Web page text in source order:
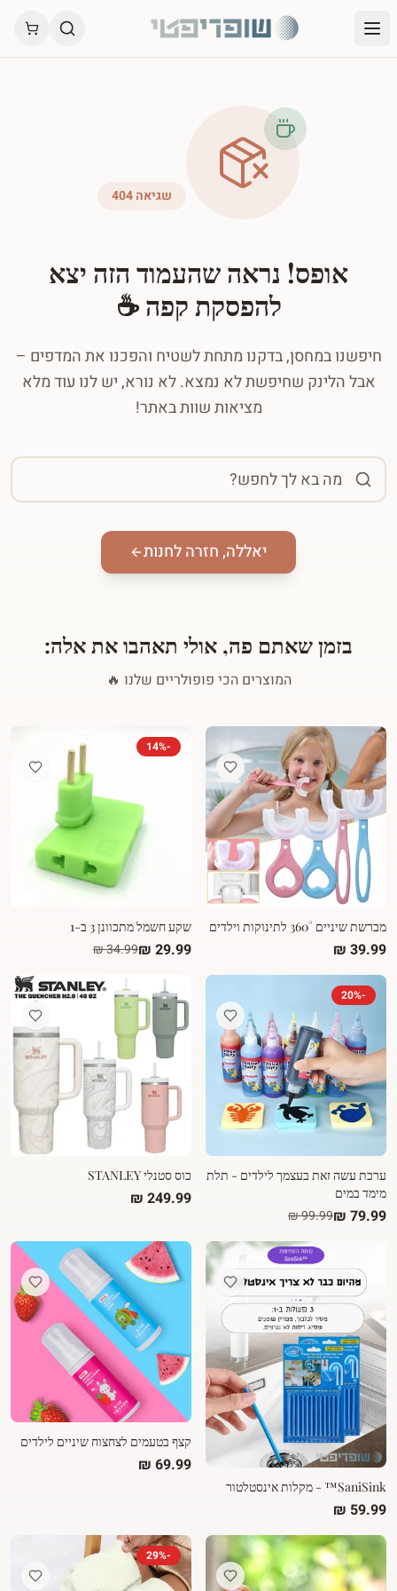
שגיאה 404
אופס! נראה שהעמוד הזה יצא
להפסקת קפה ☕
חיפשנו במחסן, בדקנו מתחת לשטיח והפכנו את המדפים –
אבל הלינק שחיפשת לא נמצא. לא נורא, יש לנו עוד מלא
מציאות שוות באתר!
יאללה, חזרה לחנות
בזמן שאתם פה, אולי תאהבו את אלה:
המוצרים הכי פופולריים שלנו 🔥
מברשת שיניים 360° לתינוקות וילדים
-
14%
שקע חשמל מתכוונן 3 ב-1
-
20%
ערכת עשה זאת בעצמך לילדים - תלת
מימד במים
כוס סטנלי STANLEY
SaniSink™ - מקלות אינסטלטור
קצף בטעמים לצחצוח שיניים לילדים
-
29%